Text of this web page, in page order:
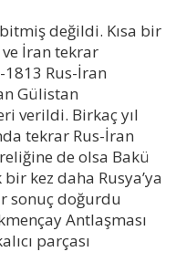
değildi. Kısa bir
İran tekrar
Rus-İran
Gülistan
verildi. Birkaç yıl
tekrar Rus-İran
de olsa Bakü
kez daha Rusya’ya
sonuç doğurdu
Antlaşması
parçası